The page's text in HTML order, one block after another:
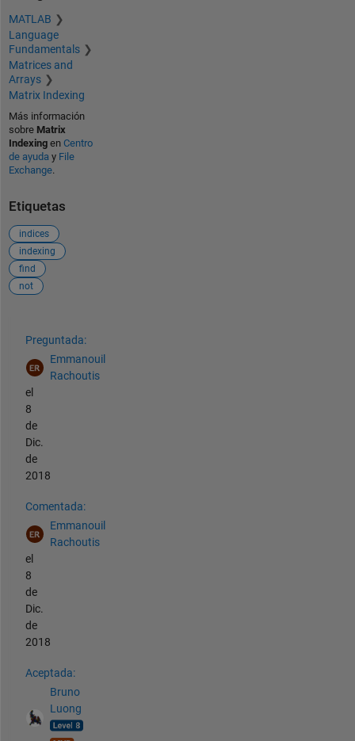
MATLAB
Language
Fundamentals
Matrices and
Arrays
Matrix Indexing
Más información
sobre Matrix
Indexingen Centro
de ayuday File
Exchange.
Etiquetas
indices
indexing
find
not
Preguntada:
Emmanouil
Rachoutis
el
8
de
Dic.
de
2018
Comentada:
Emmanouil
Rachoutis
el
8
de
Dic.
de
2018
Aceptada:
Bruno
Luong